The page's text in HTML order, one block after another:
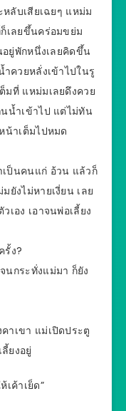
หลับเสียเฉยๆ แหม่ม
เลยขึ้นคร่อมขย่ม
อยู่พักหนึ่งเลยคิดขึ้น
ำควยหลั่งเข้าไปในรู
มที่ แหม่มเลยดึงควย
นํ้าเข้าไป แต่ไม่ทัน
น้าเต็มไปหมด
ป็นคนแก่ อ้วน แล้วก็
ยังไม่หายเงี่ยน เลย
เอง เอาจนพ่อเลี้ยง
รั้ง?
นกระทั่งแม่มา ก็ยัง
าเขา แม่เปิดประตู
ยงอยู่
ค้าเย็ด”